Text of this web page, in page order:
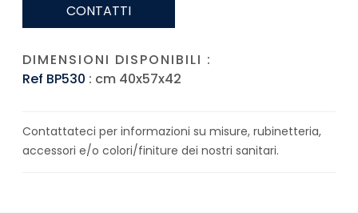
CONTATTI
DIMENSIONI DISPONIBILI :
Ref BP530 : cm 40x57x42
Contattateci per informazioni su misure, rubinetteria,
accessori e/o colori/finiture dei nostri sanitari.